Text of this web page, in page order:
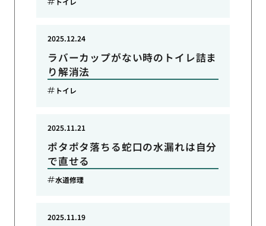
ラバーカップがない時のトイレ詰ま
り解消法
2025.12.24
トイレ
ポタポタ落ちる蛇口の水漏れは自分
で直せる
2025.11.21
水道修理
2025.11.19